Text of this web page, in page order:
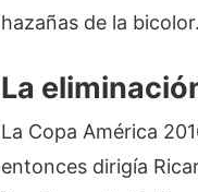
hazañas de la bicolor.
La
La Copa América
entonces dirigía